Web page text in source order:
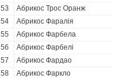
53
Абрикос Трос Оранж
54
Абрикос Фаралія
55
Абрикос Фарбела
56
Абрикос Фарбелі
57
Абрикос Фардао
58
Абрикос Фаркло